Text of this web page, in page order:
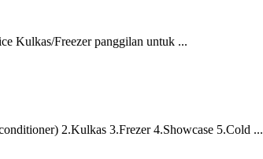
Kulkas/Freezer panggilan untuk ...
2.Kulkas 3.Frezer 4.Showcase 5.Cold ...